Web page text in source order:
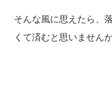
そんな風に思えたら、
くて済むと思いません